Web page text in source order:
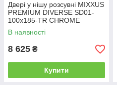
Двері у нішу розсувні MIXXUS
PREMIUM DIVERSE SD01-
100x185-TR CHROME
прозоре скло 5мм (MI7165)
В наявності
8 625 ₴
Купити